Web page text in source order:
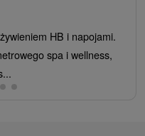
HB i napojami.
spa i wellness,